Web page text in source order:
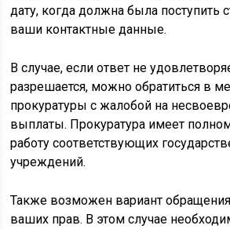
дату, когда должна была поступить
ваши контактные данные.
В случае, если ответ не
разрешается, можно обратиться в
прокуратуры с жалобой на
выплаты. Прокуратура имеет
работу соответствующих
учреждений.
Также возможен вариант
ваших прав. В этом случае